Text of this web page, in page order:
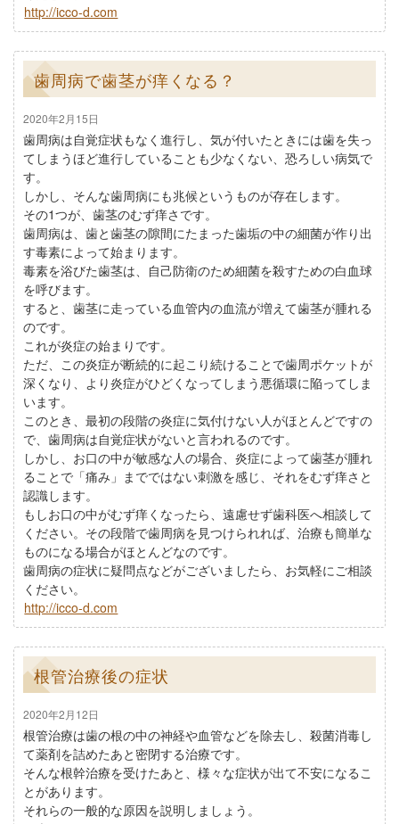
http://icco-d.com
歯周病で歯茎が痒くなる？
2020年2月15日
歯周病は自覚症状もなく進行し、気が付いたときには歯を失っ
てしまうほど進行していることも少なくない、恐ろしい病気で
す。
しかし、そんな歯周病にも兆候というものが存在します。
その1つが、歯茎のむず痒さです。
歯周病は、歯と歯茎の隙間にたまった歯垢の中の細菌が作り出
す毒素によって始まります。
毒素を浴びた歯茎は、自己防衛のため細菌を殺すための白血球
を呼びます。
すると、歯茎に走っている血管内の血流が増えて歯茎が腫れる
のです。
これが炎症の始まりです。
ただ、この炎症が断続的に起こり続けることで歯周ポケットが
深くなり、より炎症がひどくなってしまう悪循環に陥ってしま
います。
このとき、最初の段階の炎症に気付けない人がほとんどですの
で、歯周病は自覚症状がないと言われるのです。
しかし、お口の中が敏感な人の場合、炎症によって歯茎が腫れ
ることで「痛み」までではない刺激を感じ、それをむず痒さと
認識します。
もしお口の中がむず痒くなったら、遠慮せず歯科医へ相談して
ください。その段階で歯周病を見つけられれば、治療も簡単な
ものになる場合がほとんどなのです。
歯周病の症状に疑問点などがございましたら、お気軽にご相談
ください。
http://icco-d.com
根管治療後の症状
2020年2月12日
根管治療は歯の根の中の神経や血管などを除去し、殺菌消毒し
て薬剤を詰めたあと密閉する治療です。
そんな根幹治療を受けたあと、様々な症状が出て不安になるこ
とがあります。
それらの一般的な原因を説明しましょう。